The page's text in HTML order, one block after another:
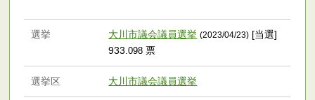
選挙 大川市議会議員選挙 (2023/04/23) [当選]
933.098 票
選挙区 大川市議会議員選挙